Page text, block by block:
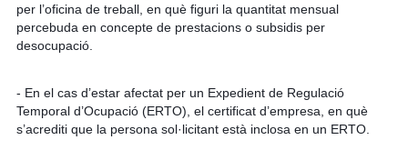
per l’oficina de treball, en què figuri la quantitat mensual
percebuda en concepte de prestacions o subsidis per
desocupació.
- En el cas d’estar afectat per un Expedient de Regulació
Temporal d’Ocupació (ERTO), el certificat d’empresa, en què
s’acrediti que la persona sol·licitant està inclosa en un ERTO.